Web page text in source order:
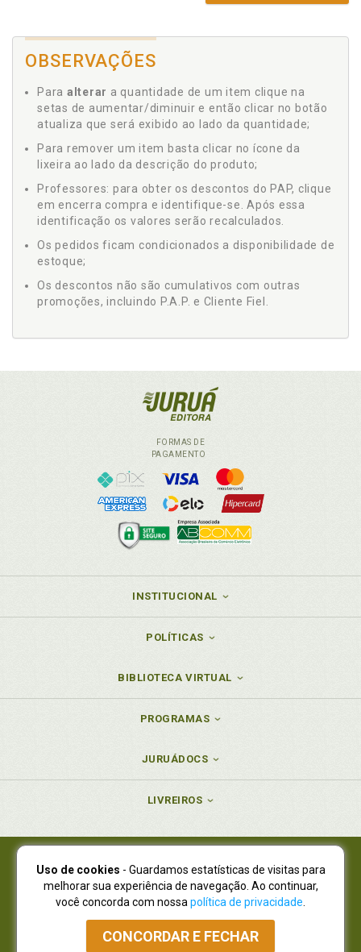
OBSERVAÇÕES
Para alterar a quantidade de um item clique na
setas de aumentar/diminuir e então clicar no botão
atualiza que será exibido ao lado da quantidade;
Para remover um item basta clicar no ícone da
lixeira ao lado da descrição do produto;
Professores: para obter os descontos do PAP, clique
em encerra compra e identifique-se. Após essa
identificação os valores serão recalculados.
Os pedidos ficam condicionados a disponibilidade de
estoque;
Os descontos não são cumulativos com outras
promoções, incluindo P.A.P. e Cliente Fiel.
FORMAS DE
PAGAMENTO
INSTITUCIONAL
POLÍTICAS
BIBLIOTECA VIRTUAL
PROGRAMAS
JURUÁDOCS
LIVREIROS
Juruá Editora Ltda., CNPJ 77.535.508/0001-19
Juruá Informática Ltda., CNPJ 01.701.561/0001-80
NOVO ENDEREÇO:R. Flávio Dallegrave, 7665, São Lourenço |
Curitiba - Paraná - CEP 82210-310
Atendimento: (41) 4009-3900|Vendas Atacado: (41) 4009-3939
Uso de cookies - Guardamos estatísticas de visitas para
melhorar sua experiência de navegação. Ao continuar,
você concorda com nossa política de privacidade
CONCORDAR E FECHAR